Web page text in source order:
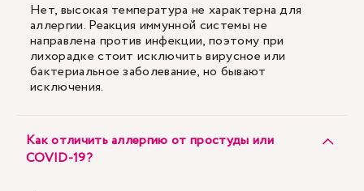
Нет, высокая температура не характерна для
аллергии. Реакция иммунной системы не
направлена против инфекции, поэтому при
лихорадке стоит исключить вирусное или
бактериальное заболевание, но бывают
исключения.
Как отличить аллергию от простуды или
COVID-19?